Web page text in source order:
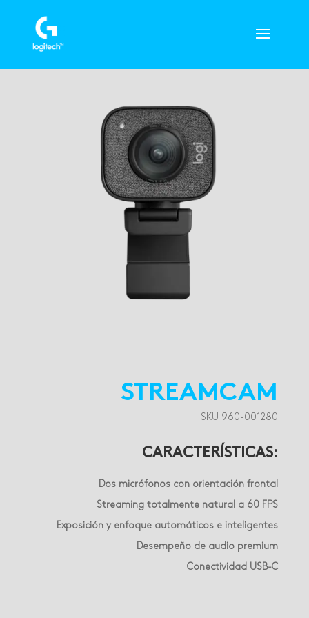
STREAMCAM
SKU 960-001280
CARACTERÍSTICAS:
Dos micrófonos con orientación frontal
Streaming totalmente natural a 60 FPS
Exposición y enfoque automáticos e inteligentes
Desempeño de audio premium
Conectividad USB-C